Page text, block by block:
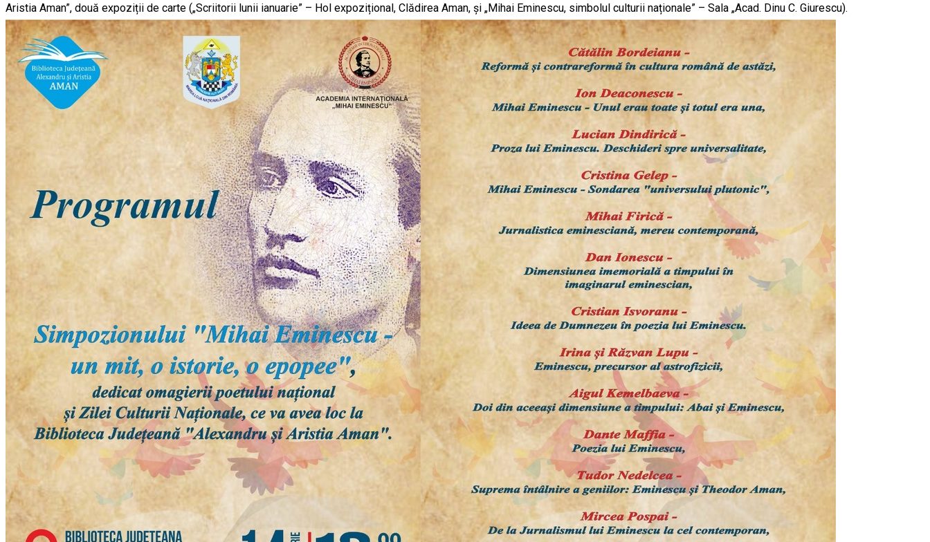
Aristia Aman”, două expoziții de carte („Scriitorii lunii ianuarie” – Hol expozițional, Clădirea Aman, și „Mihai Eminescu, simbolul culturii naționale” – Sala „Acad. Dinu C. Giurescu).